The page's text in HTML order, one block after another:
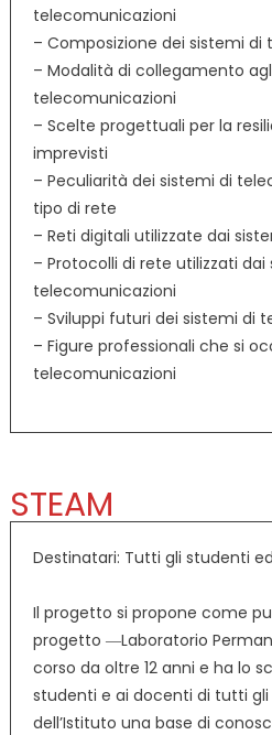
telecomunicazioni
– Composizione dei sistemi di
– Modalità di collegamento
telecomunicazioni
– Scelte progettuali per la
imprevisti
– Peculiarità dei sistemi di
tipo di rete
– Reti digitali utilizzate dai
– Protocolli di rete utilizzati dai
telecomunicazioni
– Sviluppi futuri dei sistemi di
– Figure professionali che si
telecomunicazioni
STEAM
Destinatari: Tutti gli studenti
Il progetto si propone come
progetto ―Laboratorio
corso da oltre 12 anni e ha lo
studenti e ai docenti di tutti gli
dell’Istituto una base di